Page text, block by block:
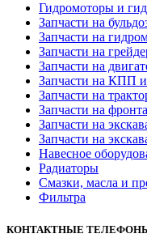
Гидромоторы и
Запчасти на
Запчасти на
Запчасти на
Запчасти на
Запчасти на КПП
Запчасти на
Запчасти на
Запчасти на
Запчасти на
Навесное
Радиаторы
Смазки, масла и
Фильтра
КОНТАКТНЫЕ